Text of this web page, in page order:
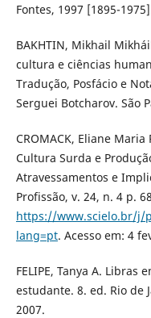
Fontes, 1997 [1895-
BAKHTIN, Mikhail
cultura e ciências
Tradução, Posfácio e
Serguei Botcharov. São
CROMACK, Eliane
Cultura Surda e
Atravessamentos e
Profissão, v. 24, n. 4 p.
https://www.scielo.br/j/
lang=pt. Acesso em: 4
FELIPE, Tanya A. Libras
estudante. 8. ed. Rio de
2007.